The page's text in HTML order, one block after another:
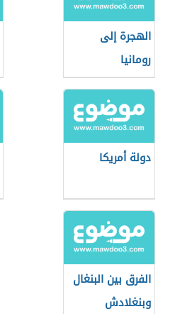
الهجرة إلى
رومانيا
دولة أمريكا
الفرق بين البنغال
وبنغلادش